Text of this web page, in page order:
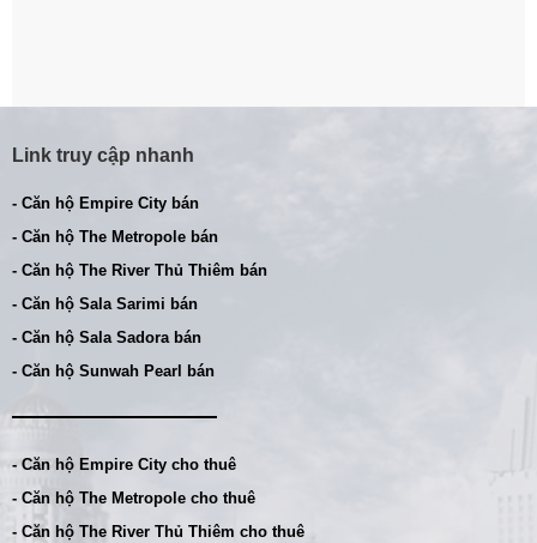
Link truy cập nhanh
- Căn hộ Empire City bán
- Căn hộ The Metropole bán
- Căn hộ The River Thủ Thiêm bán
- Căn hộ Sala Sarimi bán
- Căn hộ Sala Sadora bán
- Căn hộ Sunwah Pearl bán
- Căn hộ Empire City cho thuê
- Căn hộ The Metropole cho thuê
- Căn hộ The River Thủ Thiêm cho thuê